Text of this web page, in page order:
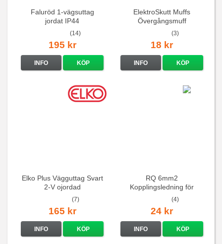
Faluröd 1-vägsuttag
jordat IP44
(14)
195 kr
INFO KÖP
ElektroSkutt Muffs
Övergångsmuff
(3)
18 kr
INFO KÖP
Elko Plus Vägguttag Svart
2-V ojordad
(7)
165 kr
INFO KÖP
RQ 6mm2
Kopplingsledning för
elcentraler mm
(4)
24 kr
INFO KÖP